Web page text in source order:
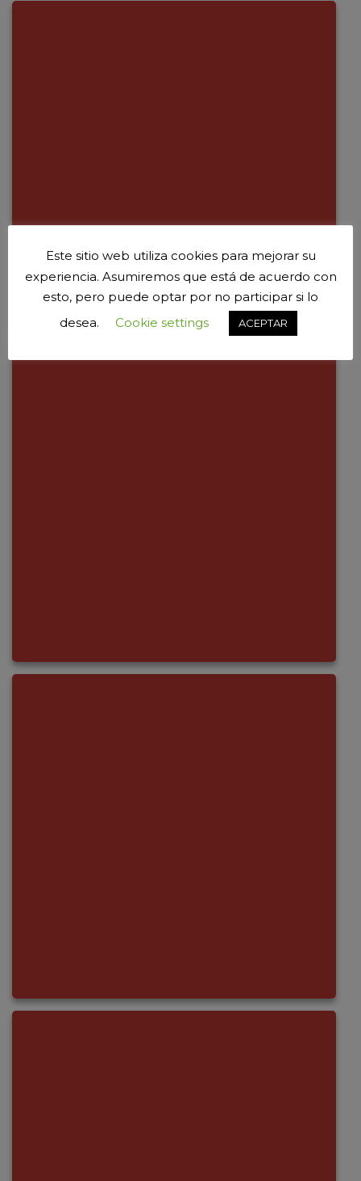
Este sitio web utiliza cookies para mejorar su
experiencia. Asumiremos que está de acuerdo con
esto, pero puede optar por no participar si lo
desea.
Cookie settings ACEPTAR